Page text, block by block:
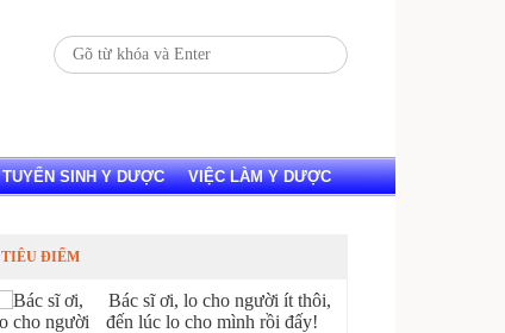
TUYỂN SINH Y DƯỢC VIỆC LÀM Y DƯỢC
TIÊU ĐIỂM
Bác sĩ ơi, lo cho người ít thôi,
đến lúc lo cho mình rồi đấy!